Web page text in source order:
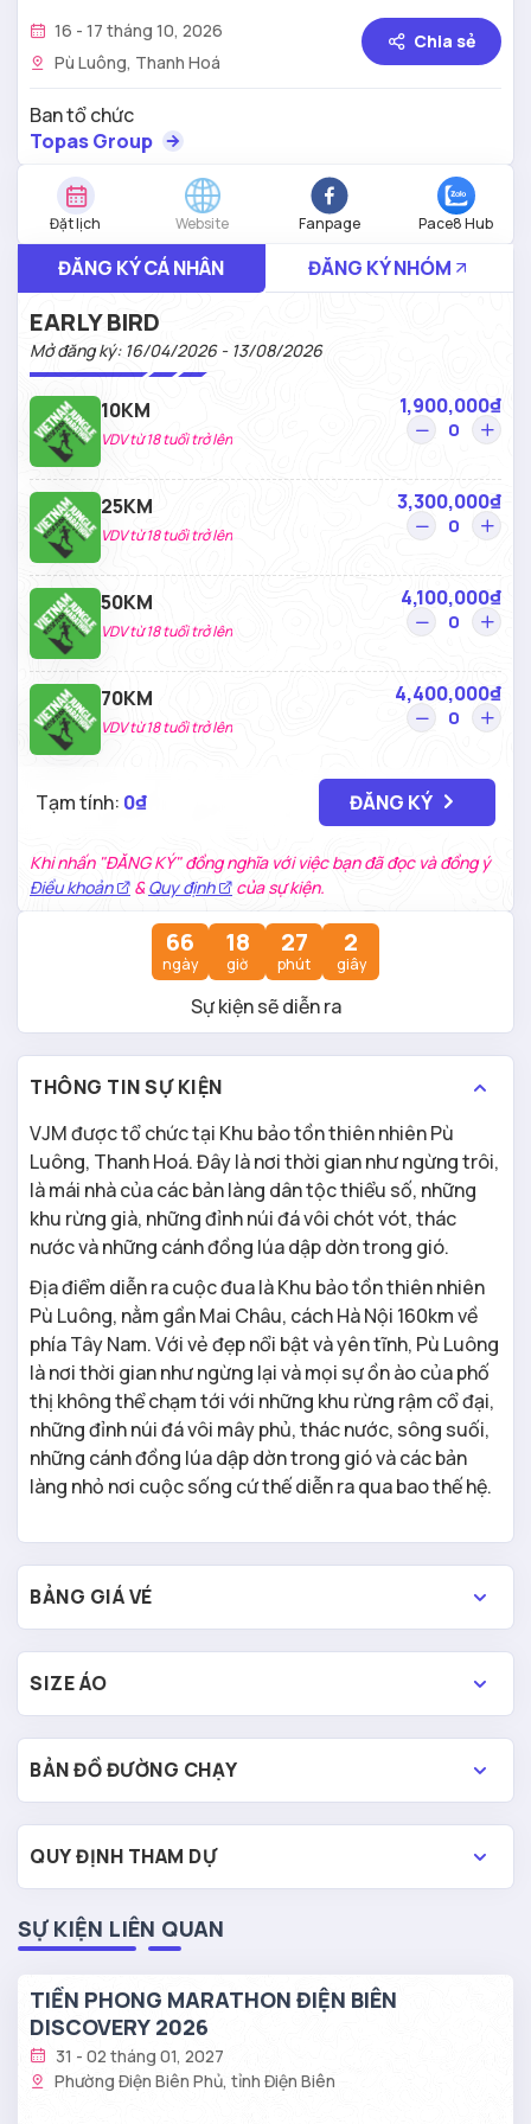
THÔNG TIN SỰ KIỆN
VJM được tổ chức tại Khu bảo tồn thiên nhiên Pù
Luông, Thanh Hoá. Đây là nơi thời gian như ngừng trôi,
là mái nhà của các bản làng dân tộc thiểu số, những
khu rừng già, những đỉnh núi đá vôi chót vót, thác
nước và những cánh đồng lúa dập dờn trong gió.
Địa điểm diễn ra cuộc đua là Khu bảo tồn thiên nhiên
Pù Luông, nằm gần Mai Châu, cách Hà Nội 160km về
phía Tây Nam. Với vẻ đẹp nổi bật và yên tĩnh, Pù Luông
là nơi thời gian như ngừng lại và mọi sự ồn ào của phố
thị không thể chạm tới với những khu rừng rậm cổ đại,
những đỉnh núi đá vôi mây phủ, thác nước, sông suối,
những cánh đồng lúa dập dờn trong gió và các bản
làng nhỏ nơi cuộc sống cứ thế diễn ra qua bao thế hệ.
BẢNG GIÁ VÉ
SIZE ÁO
BẢN ĐỒ ĐƯỜNG CHẠY
QUY ĐỊNH THAM DỰ
16 - 17 tháng 10, 2026
Pù Luông, Thanh Hoá
Chia sẻ
Ban tổ chức
Topas Group
Đặt lịch Website Fanpage Pace8 Hub
ĐĂNG KÝ CÁ NHÂN ĐĂNG KÝ NHÓM
EARLY BIRD
Mở đăng ký: 16/04/2026 - 13/08/2026
10KM
VDV từ 18 tuổi trở lên
1,900,000₫
25KM
VDV từ 18 tuổi trở lên
3,300,000₫
50KM
VDV từ 18 tuổi trở lên
4,100,000₫
70KM
VDV từ 18 tuổi trở lên
4,400,000₫
Tạm tính: 0₫ ĐĂNG KÝ
Khi nhấn "ĐĂNG KÝ" đồng nghĩa với việc bạn đã đọc và đồng ý
Điều khoản
&Quy định của sự kiện.
66
ngày
18
giờ
27
phút
1
giây
Sự kiện sẽ diễn ra
SỰ KIỆN LIÊN QUAN
TIỀN PHONG MARATHON ĐIỆN BIÊN
DISCOVERY 2026
31 - 02 tháng 01, 2027
Phường Điện Biên Phủ, tỉnh Điện Biên